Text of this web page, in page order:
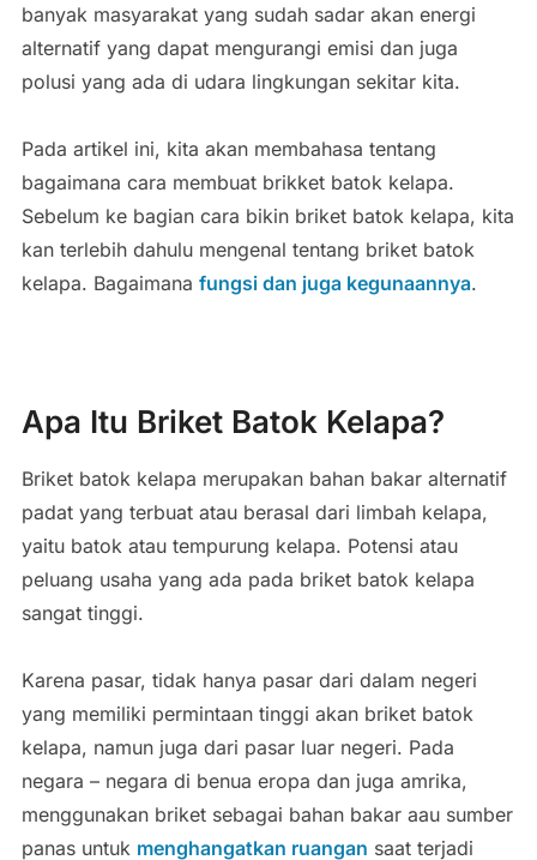
banyak masyarakat yang sudah sadar akan energi
alternatif yang dapat mengurangi emisi dan juga
polusi yang ada di udara lingkungan sekitar kita.
Pada artikel ini, kita akan membahasa tentang
bagaimana cara membuat brikket batok kelapa.
Sebelum ke bagian cara bikin briket batok kelapa, kita
kan terlebih dahulu mengenal tentang briket batok
kelapa. Bagaimana fungsi dan juga kegunaannya.
Apa Itu Briket Batok Kelapa?
Briket batok kelapa merupakan bahan bakar alternatif
padat yang terbuat atau berasal dari limbah kelapa,
yaitu batok atau tempurung kelapa. Potensi atau
peluang usaha yang ada pada briket batok kelapa
sangat tinggi.
Karena pasar, tidak hanya pasar dari dalam negeri
yang memiliki permintaan tinggi akan briket batok
kelapa, namun juga dari pasar luar negeri. Pada
negara – negara di benua eropa dan juga amrika,
menggunakan briket sebagai bahan bakar aau sumber
panas untuk menghangatkan ruangan saat terjadi